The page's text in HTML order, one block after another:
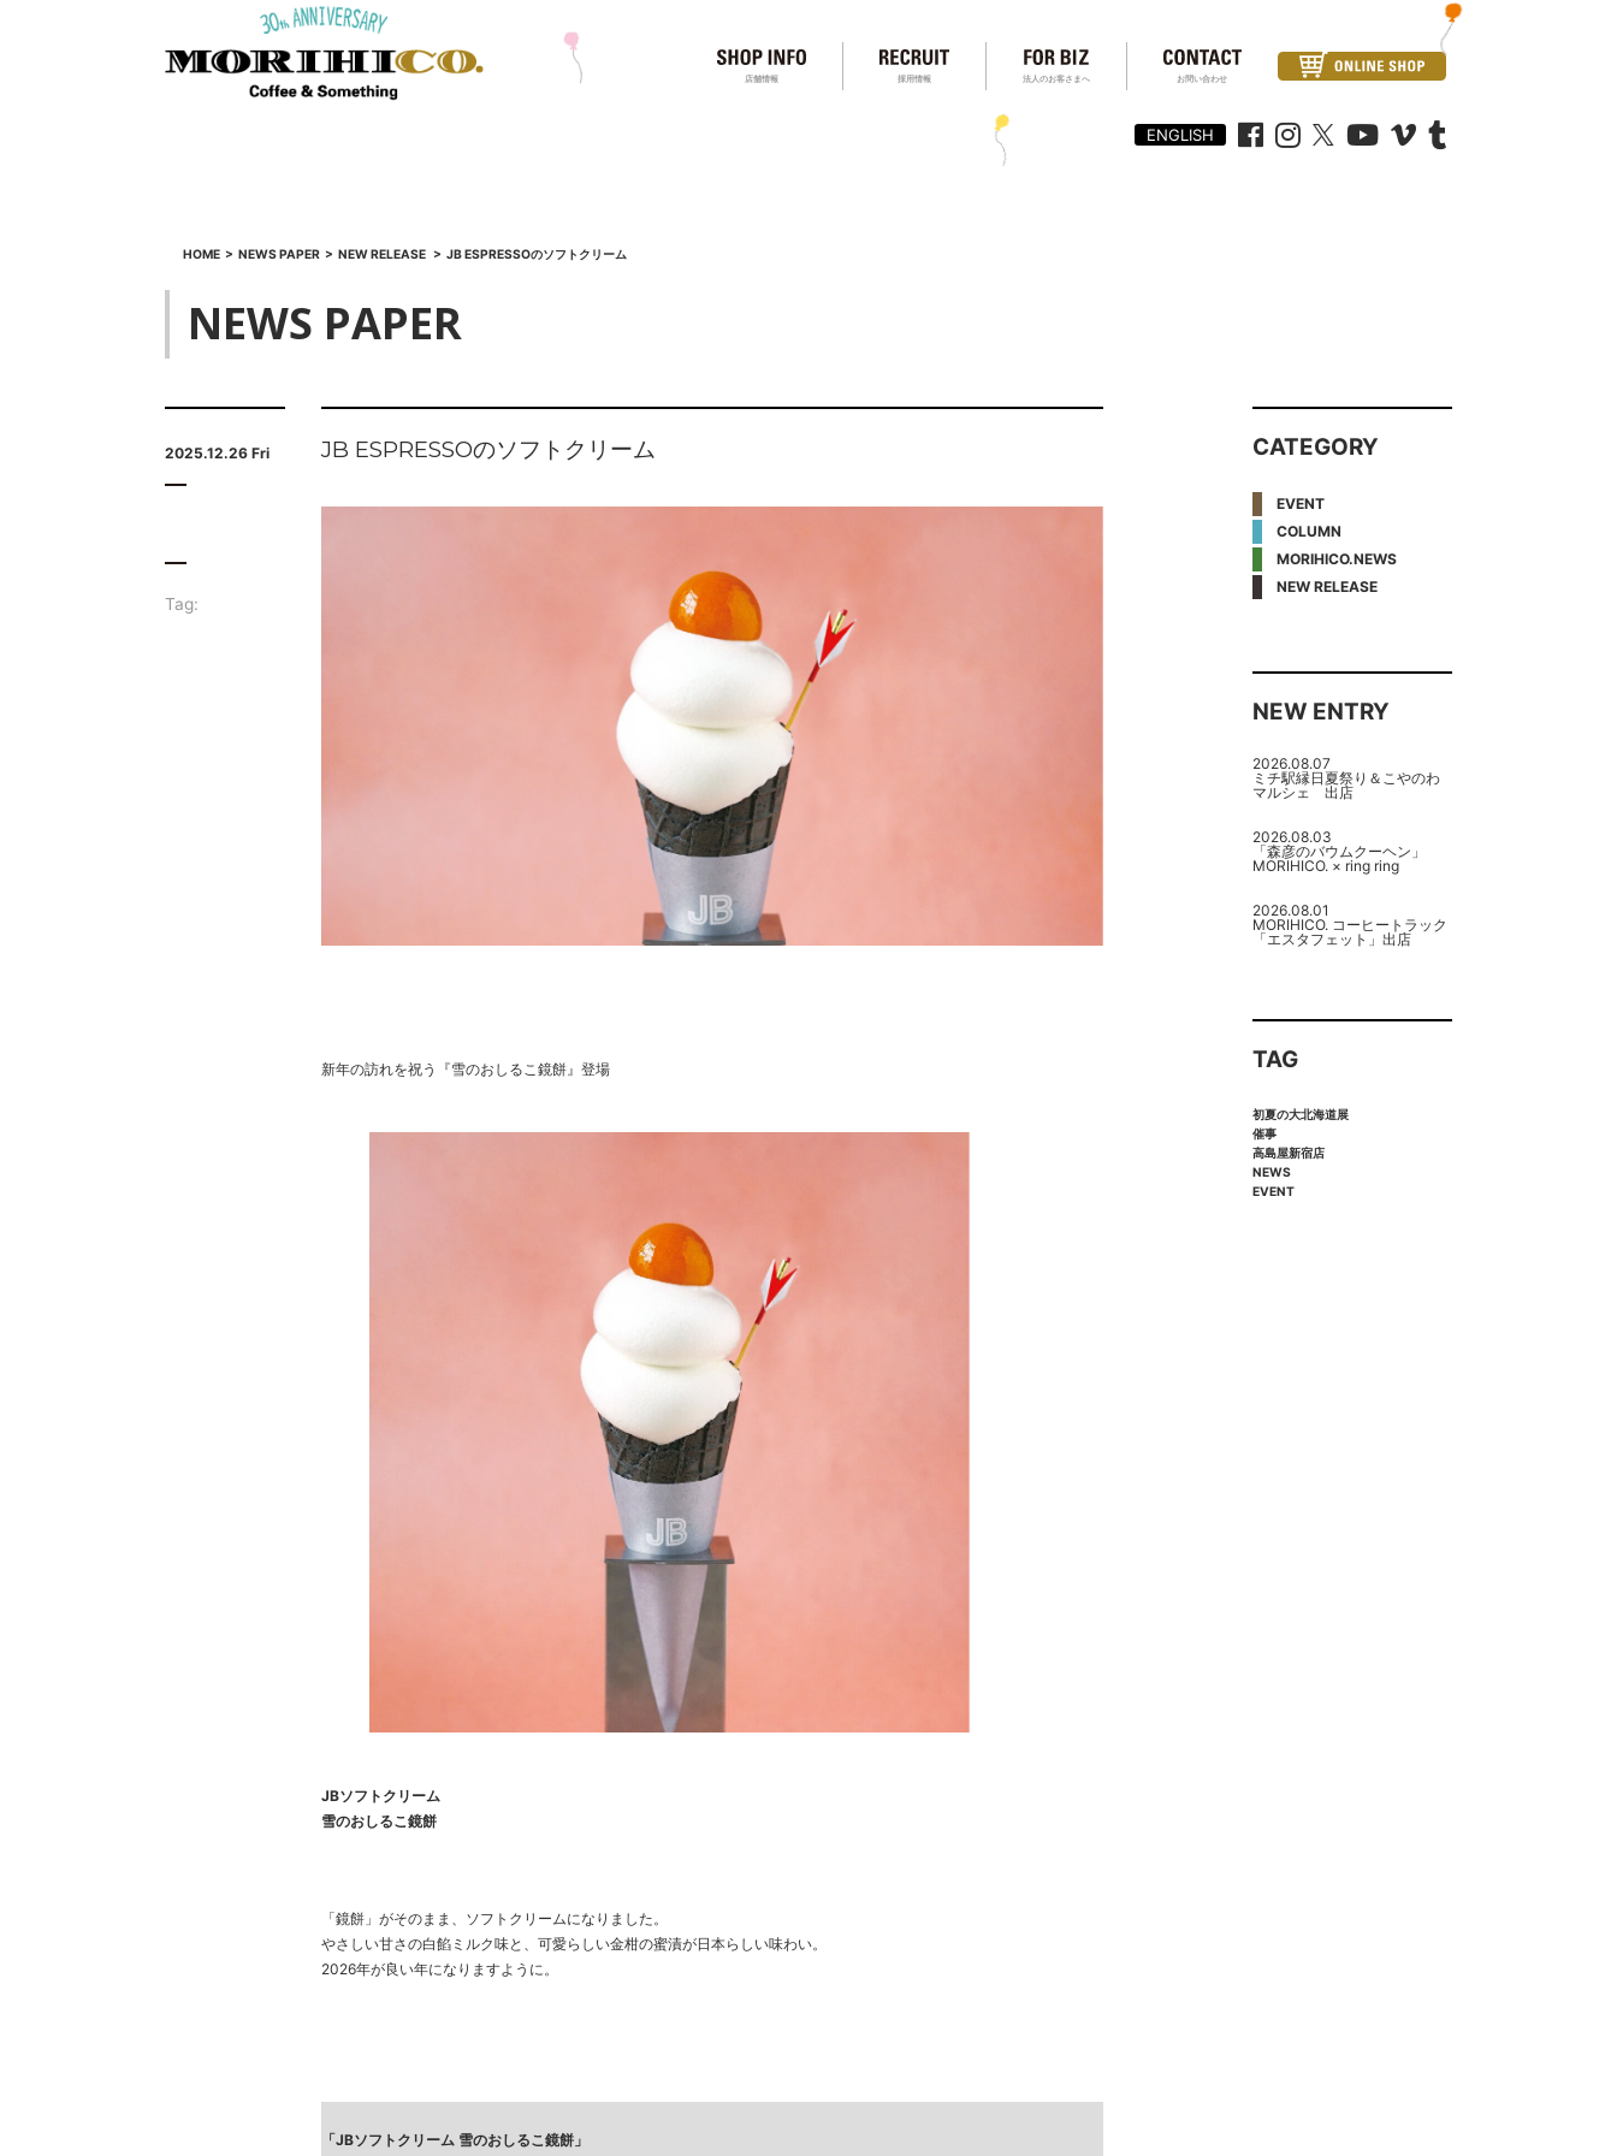
店舗情報 採用情報 法人のお客さまへ お問い合わせ
ENGLISH
HOME > NEWS PAPER > NEW RELEASE > JB ESPRESSOのソフトクリーム
NEWS PAPER
2025.12.26 Fri
Tag:
JB ESPRESSOのソフトクリーム
新年の訪れを祝う『雪のおしるこ鏡餅』登場
JBソフトクリーム
雪のおしるこ鏡餅
「鏡餅」がそのまま、ソフトクリームになりました。
やさしい甘さの白餡ミルク味と、可愛らしい金柑の蜜漬が日本らしい味わい。
2026年が良い年になりますように。
「JBソフトクリーム 雪のおしるこ鏡餅」
CATEGORY
EVENT
COLUMN
MORIHICO.NEWS
NEW RELEASE
NEW ENTRY
2026.08.07
ミチ駅縁日夏祭り＆こやのわ
マルシェ 出店
2026.08.03
「森彦のバウムクーヘン」
MORIHICO. × ring ring
2026.08.01
MORIHICO. コーヒートラック
「エスタフェット」出店
TAG
初夏の大北海道展
催事
高島屋新宿店
NEWS
EVENT